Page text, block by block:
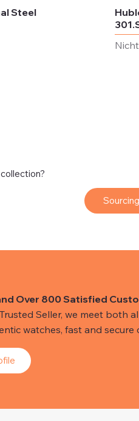
Steel
Over 800 Satisfied
Seller, we meet both
watches, fast and